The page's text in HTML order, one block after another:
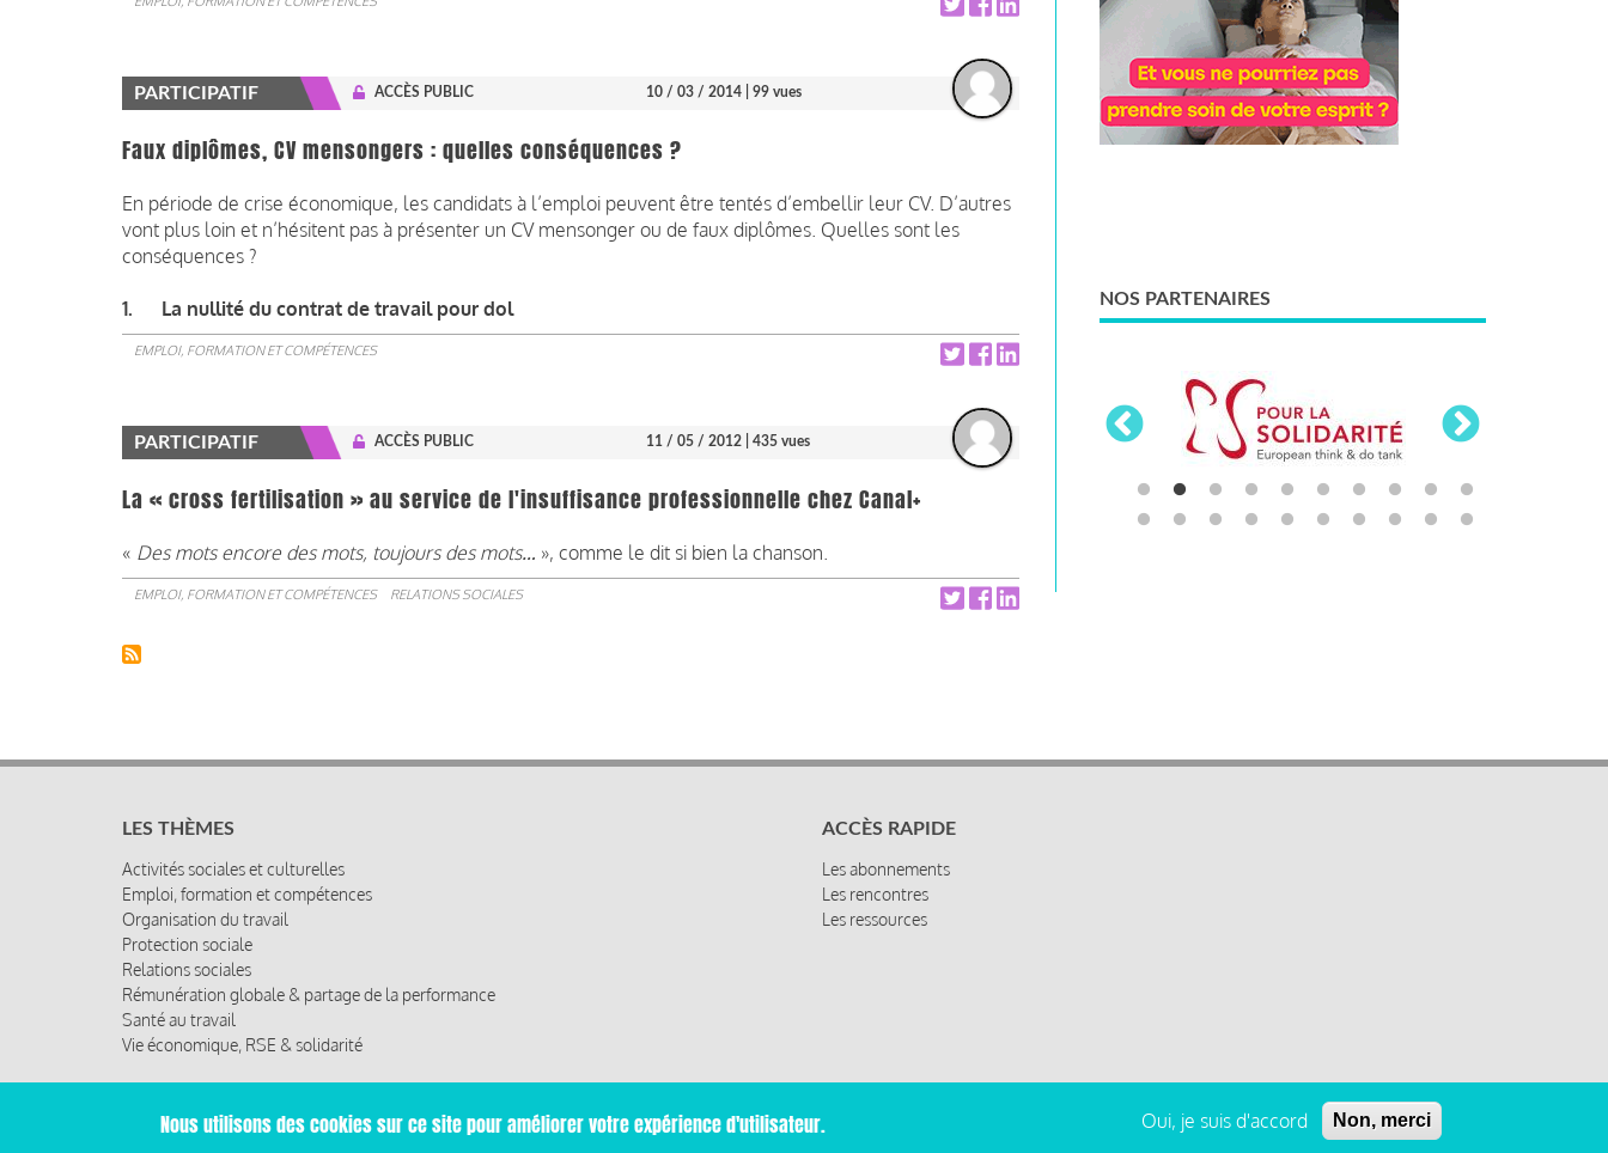
PARTICIPATIF ACCÈS PUBLIC 10 / 03 / 2014 | 99 vues
Faux diplômes, CV mensongers : quelles conséquences ?
En période de crise économique, les candidats à l’emploi peuvent être tentés d’embellir leur CV. D’autres
vont plus loin et n’hésitent pas à présenter un CV mensonger ou de faux diplômes. Quelles sont les
conséquences ?
1. La nullité du contrat de travail pour dol
EMPLOI, FORMATION ET COMPÉTENCES
PARTICIPATIF ACCÈS PUBLIC 11 / 05 / 2012 | 435 vues
La « cross fertilisation » au service de l'insuffisance professionnelle chez Canal+
« Des mots encore des mots, toujours des mots… », comme le dit si bien la chanson.
EMPLOI, FORMATION ET COMPÉTENCES RELATIONS SOCIALES
NOS PARTENAIRES
LES THÈMES
Activités sociales et culturelles
Emploi, formation et compétences
Organisation du travail
Protection sociale
Relations sociales
Rémunération globale & partage de la performance
Santé au travail
Vie économique, RSE & solidarité
ACCÈS RAPIDE
Les abonnements
Les rencontres
Les ressources
Mentions légales et condition générale d’utilisation et d’abonnement
Nous utilisons des cookies sur ce site pour améliorer votre expérience d'utilisateur. Oui, je suis d'accord Non, merci